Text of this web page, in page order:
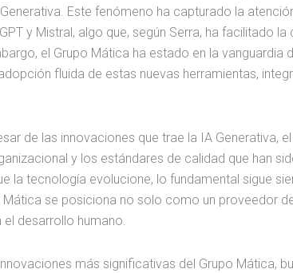
Este fenómeno ha capturado la
y Mistral, algo que, según Serra, ha facilitado
el Grupo Mática ha estado en la vanguardia
fluida de estas nuevas herramientas,
de las innovaciones que trae la IA Generativa,
y los estándares de calidad que han
la tecnología evolucione, lo fundamental sigue
Mática se posiciona no solo como un proveedor
desarrollo humano.
más significativas del Grupo Mática,